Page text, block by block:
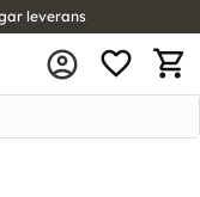
leverans